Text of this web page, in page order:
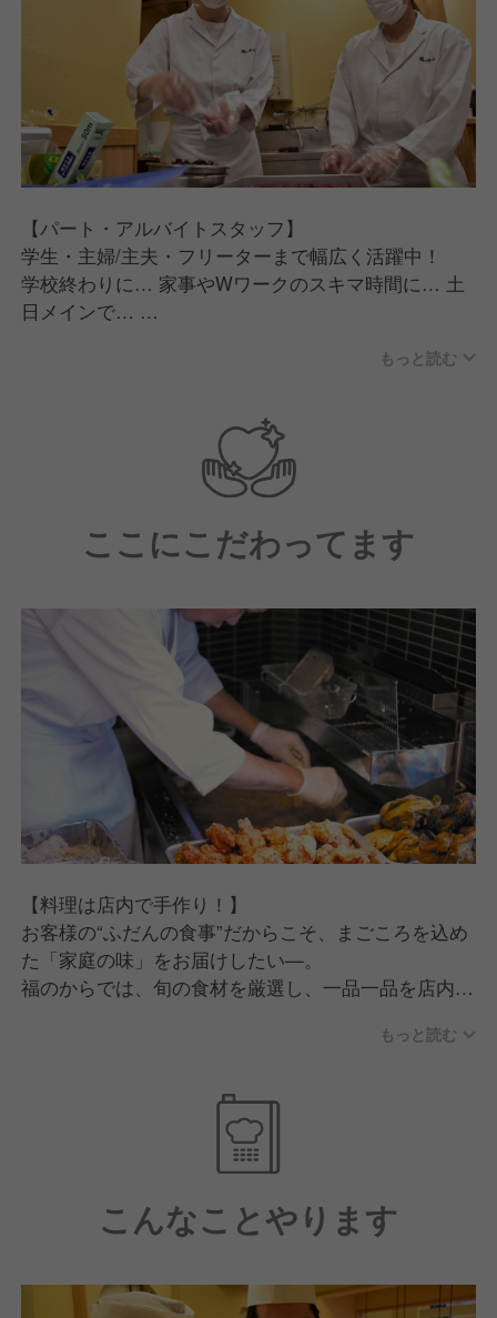
【パート・アルバイトスタッフ】
学生・主婦/主夫・フリーターまで幅広く活躍中！
学校終わりに… 家事やWワークのスキマ時間に… 土
日メインで…
30～40歳代の社員が中心となって活躍中！
中途入社された方が多く、居酒屋やチェーン店など、
さまざまな業態の飲食経験者がほとんどです。
一方で、長年当社で勤めている方の中には、20年近く
在籍されている方もいらっしゃいます。
《求める人物像》
ずばり、コミュニケーションを大切にできる方です。
テイクアウト専門店のため、お客様と話す時間は少な
くなりがちです。その限られた時間の中でも、明るく
気さくな接客で良い印象を持っていただき、もっと福
のからリピーターを増やしたいと思っています。
《こんな方に向いています》
・食を通じて人を笑顔にする仕事がしたい
・お客様との距離が近い店づくりに興味がある
・飲食業界でキャリアアップしたい
・チームで協力するのが好き
もっと読む
ここにこだわってます
【料理は店内で手作り！】
お客様の“ふだんの食事”だからこそ、まごころを込め
た「家庭の味」をお届けしたい—。
福のからでは、旬の食材を厳選し、一品一品を店内で
出汁の旨味や季節の味わい、そして見た目にもこだわ
ただし、調理には特別な専門技術や職人技は必要あり
調理手順や工程はしっかりマニュアル化されており、
調理に自信のない方でも安心。
タッフと同等の業務レベルを目指せます！
もっと読む
こんなことやります